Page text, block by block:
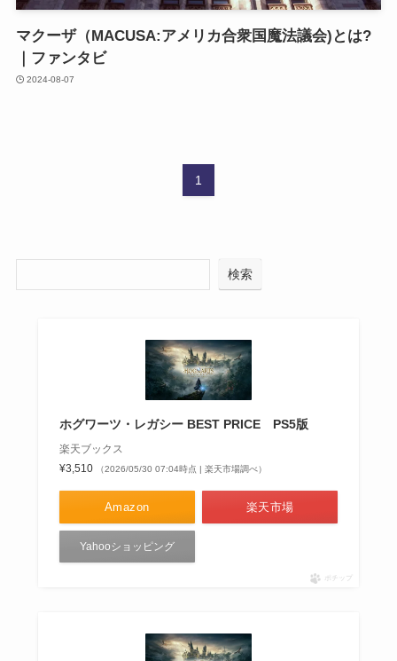
マクーザ（MACUSA:アメリカ合衆国魔法議会)とは?
｜ファンタビ
2024-08-07
1
検索
ホグワーツ・レガシー BEST PRICE PS5版
楽天ブックス
¥3,510
（2026/05/30 07:04時点 | 楽天市場調べ）
Amazon 楽天市場
Yahooショッピング
ポチップ